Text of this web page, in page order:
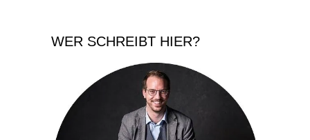
WER SCHREIBT HIER?